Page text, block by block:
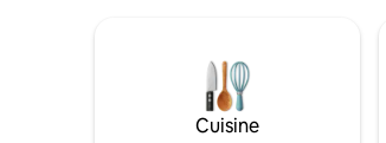
bouchons lyonnais, bar-péniches sur
quais, promenades au bord du
Cuisine